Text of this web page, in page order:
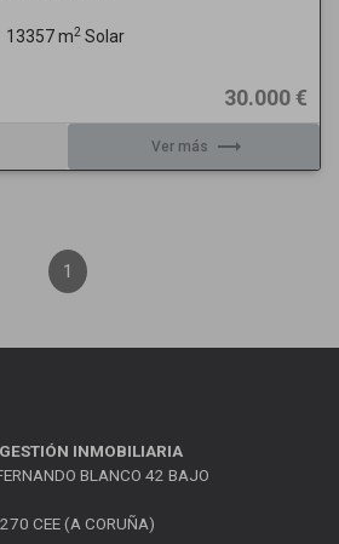
13357 m2Solar
30.000 €
Ver más trending_flat
1
INMOBILIARIA
BLANCO 42 BAJO
CEE (A CORUÑA)